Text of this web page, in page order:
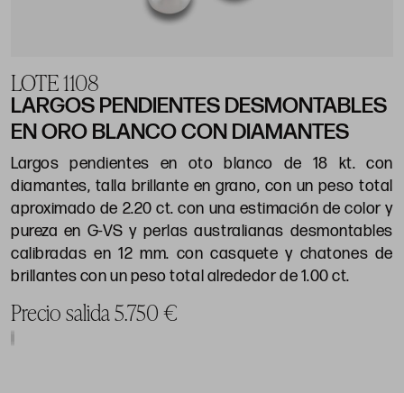
LOTE 1108
LARGOS PENDIENTES DESMONTABLES
EN ORO BLANCO CON DIAMANTES
Largos pendientes en oto blanco de 18 kt. con
diamantes, talla brillante en grano, con un peso total
aproximado de 2.20 ct. con una estimación de color y
pureza en G-VS y perlas australianas desmontables
calibradas en 12 mm. con casquete y chatones de
brillantes con un peso total alrededor de 1.00 ct.
Precio salida 5.750 €